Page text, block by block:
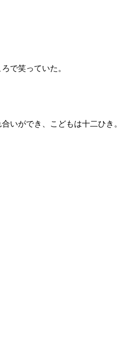
で笑っていた。
いができ、こどもは十二ひき。